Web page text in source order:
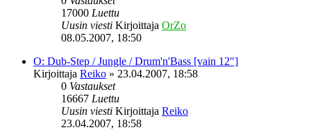
17000 Luettu
Uusin viesti Kirjoittaja OrZo
08.05.2007, 18:50
O: Dub-Step / Jungle / Drum'n'Bass [vain 12"]
Kirjoittaja Reiko » 23.04.2007, 18:58
0 Vastaukset
16667 Luettu
Uusin viesti Kirjoittaja Reiko
23.04.2007, 18:58